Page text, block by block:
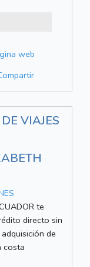
web
VIAJES
te
directo sin
de
costa